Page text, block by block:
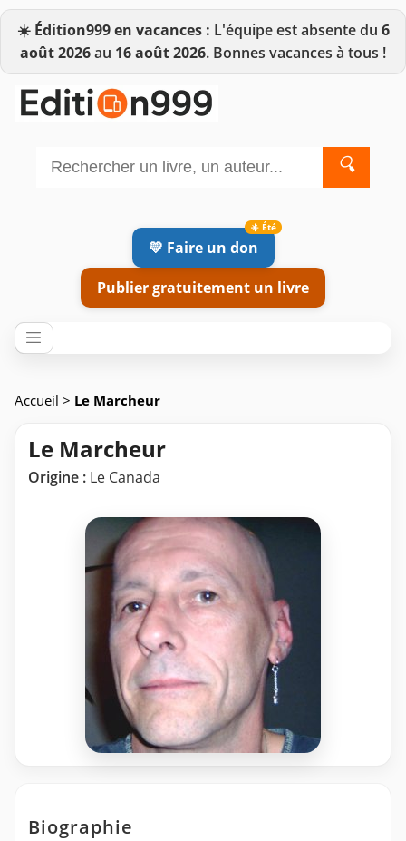
☀️ Édition999 en vacances : L'équipe est absente du 6
août 2026au 16 août 2026. Bonnes vacances à tous !
🔍
💛 Faire un don
Publier gratuitement un livre
Accueil > Le Marcheur
Le Marcheur
Origine : Le Canada
Biographie